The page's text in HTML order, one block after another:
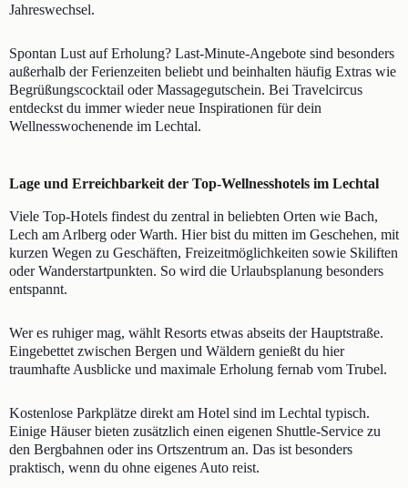
Jahreswechsel.
Spontan Lust auf Erholung? Last-Minute-Angebote sind besonders
außerhalb der Ferienzeiten beliebt und beinhalten häufig Extras wie
Begrüßungscocktail oder Massagegutschein. Bei Travelcircus
entdeckst du immer wieder neue Inspirationen für dein
Wellnesswochenende im Lechtal.
Lage und Erreichbarkeit der Top-Wellnesshotels im Lechtal
Viele Top-Hotels findest du zentral in beliebten Orten wie Bach,
Lech am Arlberg oder Warth. Hier bist du mitten im Geschehen, mit
kurzen Wegen zu Geschäften, Freizeitmöglichkeiten sowie Skiliften
oder Wanderstartpunkten. So wird die Urlaubsplanung besonders
entspannt.
Wer es ruhiger mag, wählt Resorts etwas abseits der Hauptstraße.
Eingebettet zwischen Bergen und Wäldern genießt du hier
traumhafte Ausblicke und maximale Erholung fernab vom Trubel.
Kostenlose Parkplätze direkt am Hotel sind im Lechtal typisch.
Einige Häuser bieten zusätzlich einen eigenen Shuttle-Service zu
den Bergbahnen oder ins Ortszentrum an. Das ist besonders
praktisch, wenn du ohne eigenes Auto reist.